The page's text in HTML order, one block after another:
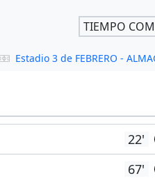
TIEMPO
Estadio 3 de FEBRERO -
22'
67'